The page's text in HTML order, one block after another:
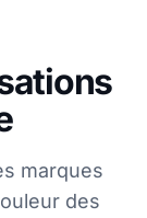
marques
des